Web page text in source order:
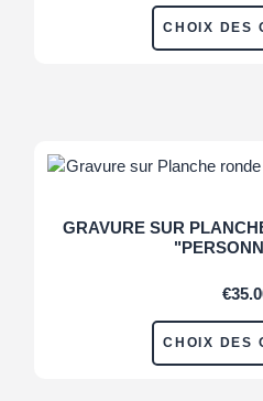
CHOIX DES
GRAVURE SUR
€
CHOIX DES